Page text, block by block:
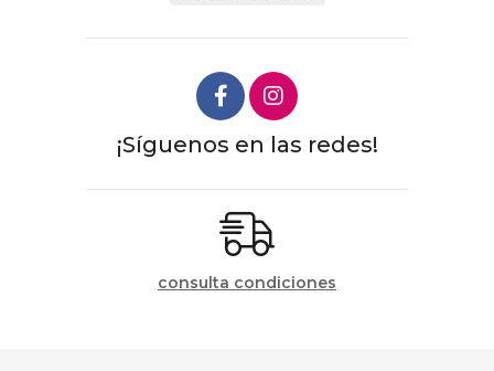
¡Síguenos en las redes!
consulta condiciones